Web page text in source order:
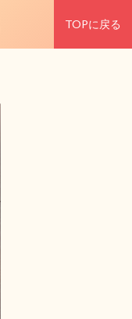
TOPに戻る